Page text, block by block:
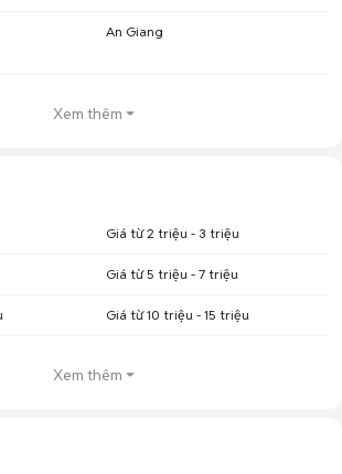
An Giang
Xem thêm
Giá từ 2 triệu - 3 triệu
Giá từ 5 triệu - 7 triệu
Giá từ 10 triệu - 15 triệu
Xem thêm